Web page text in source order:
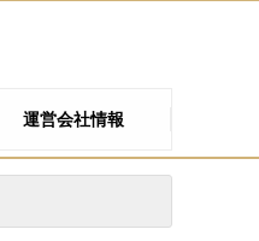
運営会社情報